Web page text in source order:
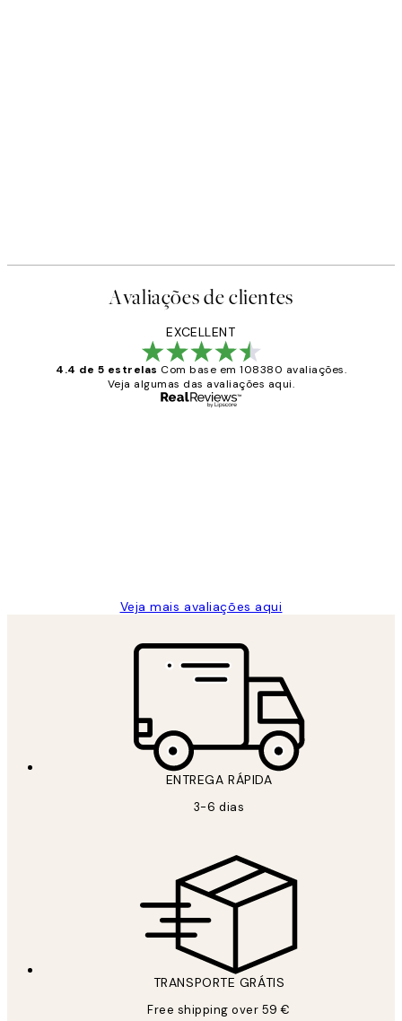
Avaliações de clientes
EXCELLENT
4.4 de 5 estrelas Com base em 108380 avaliações.
Veja algumas das avaliações aqui.
Veja mais avaliações aqui
ENTREGA RÁPIDA
3-6 dias
TRANSPORTE GRÁTIS
Free shipping over 59 €